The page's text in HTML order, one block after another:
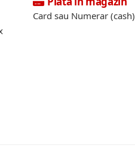
Card sau Numerar (cash)